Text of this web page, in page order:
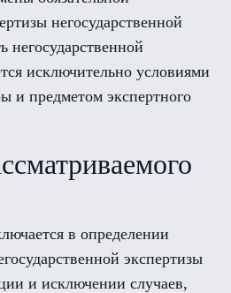
негосударственной
исключительно условиями
и предметом экспертного
в определении
экспертизы
и исключении случаев,